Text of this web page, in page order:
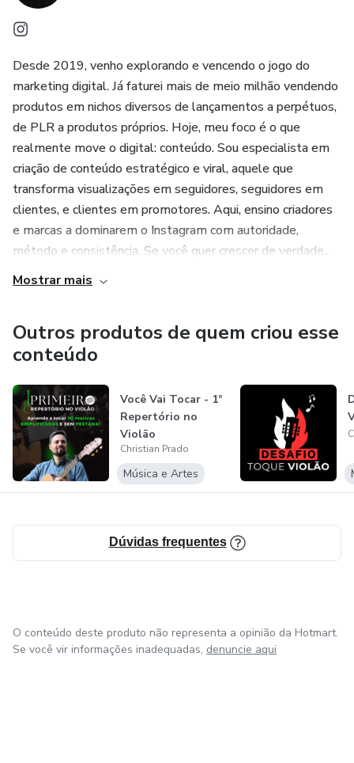
Desde 2019, venho explorando e vencendo o jogo do
marketing digital. Já faturei mais de meio milhão vendendo
produtos em nichos diversos de lançamentos a perpétuos,
de PLR a produtos próprios. Hoje, meu foco é o que
realmente move o digital: conteúdo. Sou especialista em
criação de conteúdo estratégico e viral, aquele que
transforma visualizações em seguidores, seguidores em
clientes, e clientes em promotores. Aqui, ensino criadores
e marcas a dominarem o Instagram com autoridade,
método e consistência. Se você quer crescer de verdade...
Mostrar mais
Outros produtos de quem criou esse
conteúdo
Você Vai Tocar - 1º
Repertório no
Violão
Christian Prado
Música e Artes
Dúvidas frequentes
O conteúdo deste produto não representa a opinião da Hotmart.
Se você vir informações inadequadas, denuncie aqui